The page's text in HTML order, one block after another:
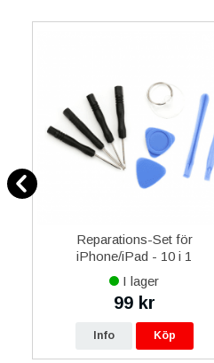
Reparations-Set för
iPhone/iPad - 10 i 1
I lager
99 kr
Info Köp